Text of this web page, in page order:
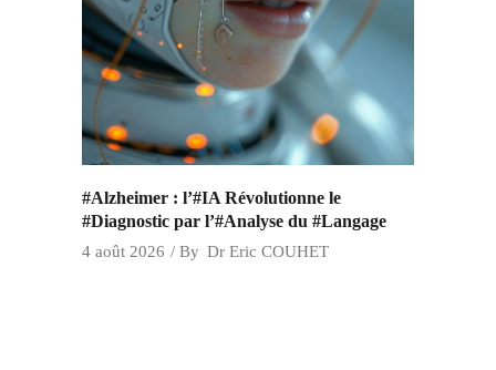
#Alzheimer : l’#IA Révolutionne le
#Diagnostic par l’#Analyse du #Langage
4 août 2026 By Dr Eric COUHET